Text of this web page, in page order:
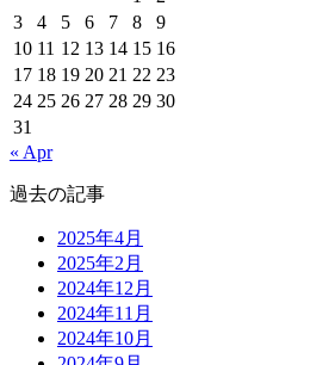
3
4 5 6 7 8
9
10 11 12 13 14 15 16
17 18 19 20 21 22 23
24 25 26 27 28 29 30
31
« Apr
過去の記事
2025年4月
2025年2月
2024年12月
2024年11月
2024年10月